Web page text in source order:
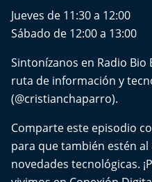
Sello de raza
Trasnoche
Reto Inmobiliario
Punto de Encuentro
Yo invito
Jueves de 11:30 a 12:00
Sábado de 12:00 a 13:00
Sintonízanos en Radio
ruta de información y
(@cristianchaparro).
Comparte este episodio
para que también estén
novedades tecnológicas.